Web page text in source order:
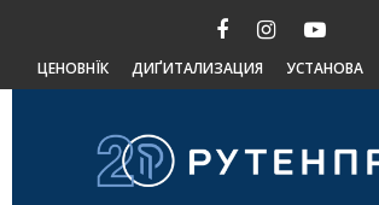
ЦЕНОВНЇК ДИҐИТАЛИЗАЦИЯ УСТАНОВА